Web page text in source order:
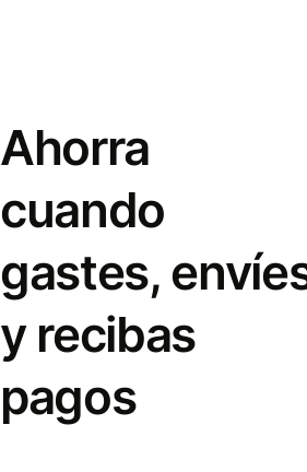
Ahorra
cuando
gastes,
y recibas
pagos